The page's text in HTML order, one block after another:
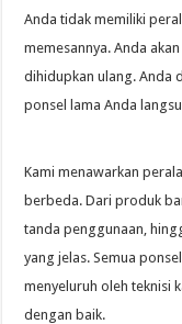
Anda tidak memiliki
memesannya. Anda
dihidupkan ulang. Anda
ponsel lama Anda
Kami menawarkan
berbeda. Dari produk
tanda penggunaan,
yang jelas. Semua
menyeluruh oleh teknisi
dengan baik.